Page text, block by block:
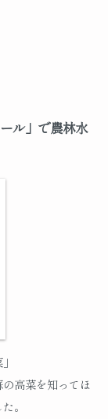
ル」で農林水
高菜を知ってほ
。